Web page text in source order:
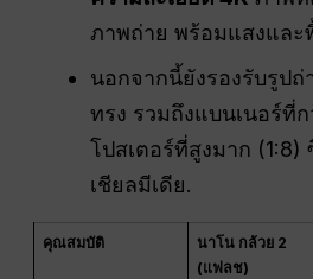
ภาพถ่าย พร้อมแสงแล
นอกจากนี้ยังรองรับรูป
ทรง รวมถึงแบนเนอร์ที่
โปสเตอร์ที่สูงมาก (1:8)
เชียลมีเดีย.
คุณสมบัติ
นาโน กล้วย 2
(แฟลช)